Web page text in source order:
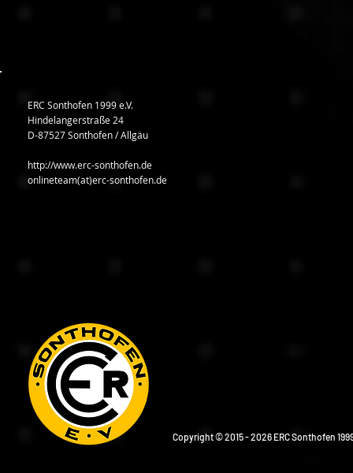
ERC Sonthofen 1999 e.V.
Hindelangerstraße 24
D-87527 Sonthofen / Allgäu
http://www.erc-sonthofen.de
onlineteam(at)erc-sonthofen.de
Copyright © 2015 - 2026 ERC Sonthofen